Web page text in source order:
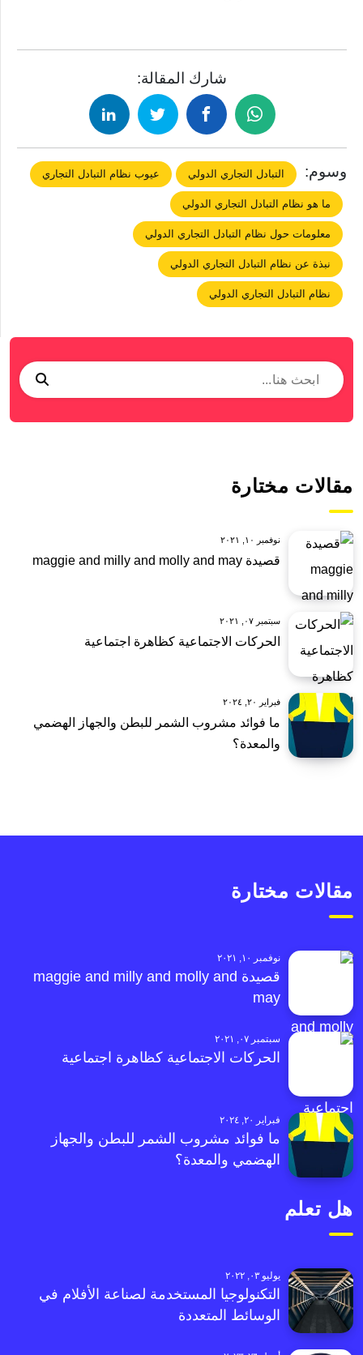
شارك المقالة:
وسوم: التبادل التجاري الدولي عيوب نظام التبادل التجاري
ما هو نظام التبادل التجاري الدولي
معلومات حول نظام التبادل التجاري الدولي
نبذة عن نظام التبادل التجاري الدولي
نظام التبادل التجاري الدولي
مقالات مختارة
نوفمبر ١٠, ٢٠٢١
قصيدة maggie and milly and molly and may
سبتمبر ٠٧, ٢٠٢١
الحركات الاجتماعية كظاهرة اجتماعية
فبراير ٢٠, ٢٠٢٤
ما فوائد مشروب الشمر للبطن والجهاز الهضمي
والمعدة؟
مقالات مختارة
نوفمبر ١٠, ٢٠٢١
قصيدة maggie and milly and molly and
may
سبتمبر ٠٧, ٢٠٢١
الحركات الاجتماعية كظاهرة اجتماعية
فبراير ٢٠, ٢٠٢٤
ما فوائد مشروب الشمر للبطن والجهاز
الهضمي والمعدة؟
هل تعلم
يوليو ٠٣, ٢٠٢٢
التكنولوجيا المستخدمة لصناعة الأفلام في
الوسائط المتعددة